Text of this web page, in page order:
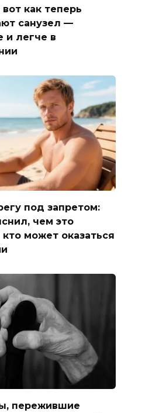
как теперь
санузел —
и легче в
под запретом:
чем это
может оказаться
пережившие